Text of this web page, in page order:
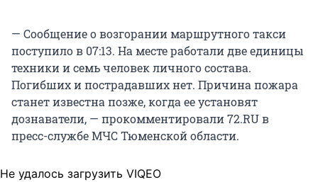
— Сообщение о возгорании маршрутного такси
поступило в 07:13. На месте работали две единицы
техники и семь человек личного состава.
Погибших и пострадавших нет. Причина пожара
станет известна позже, когда ее установят
дознаватели, — прокомментировали 72.RU в
пресс-службе МЧС Тюменской области.
Не удалось загрузить VIQEO